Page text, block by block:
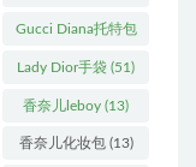
Gucci Diana托特包
(11)
Lady Dior手袋 (51)
香奈儿leboy (13)
香奈儿化妆包(13)